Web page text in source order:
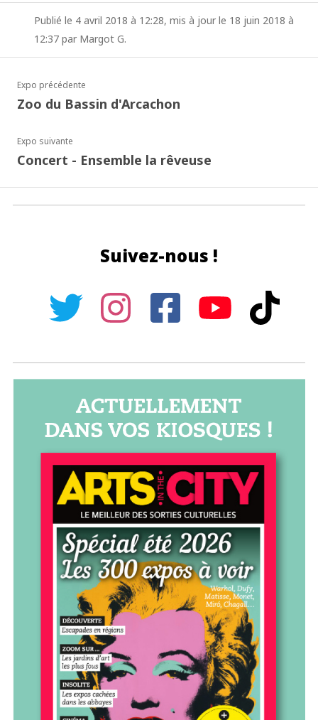
Publié le 4 avril 2018 à 12:28, mis à jour le 18 juin 2018 à
12:37 par Margot G.
Expo précédente
Zoo du Bassin d'Arcachon
Expo suivante
Concert - Ensemble la rêveuse
Suivez-nous !